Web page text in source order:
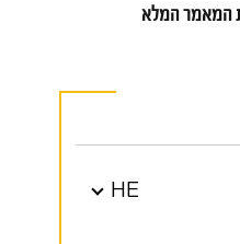
המאמר המלא
HE